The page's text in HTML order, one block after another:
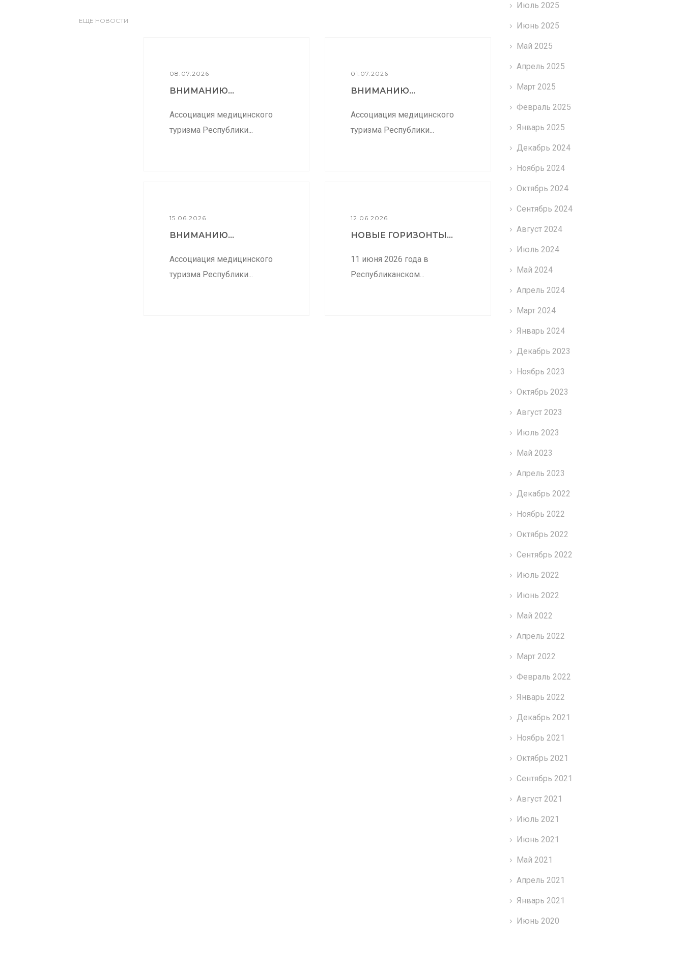
ЕЩЕ НОВОСТИ
08.07.2026
ВНИМАНИЮ...
Ассоциация медицинского
туризма Республики...
01.07.2026
ВНИМАНИЮ...
Ассоциация медицинского
туризма Республики...
15.06.2026
ВНИМАНИЮ...
Ассоциация медицинского
туризма Республики...
12.06.2026
НОВЫЕ ГОРИЗОНТЫ...
11 июня 2026 года в
Республиканском...
Июль 2025
Июнь 2025
Май 2025
Апрель 2025
Март 2025
Февраль 2025
Январь 2025
Декабрь 2024
Ноябрь 2024
Октябрь 2024
Сентябрь 2024
Август 2024
Июль 2024
Май 2024
Апрель 2024
Март 2024
Январь 2024
Декабрь 2023
Ноябрь 2023
Октябрь 2023
Август 2023
Июль 2023
Май 2023
Апрель 2023
Декабрь 2022
Ноябрь 2022
Октябрь 2022
Сентябрь 2022
Июль 2022
Июнь 2022
Май 2022
Апрель 2022
Март 2022
Февраль 2022
Январь 2022
Декабрь 2021
Ноябрь 2021
Октябрь 2021
Сентябрь 2021
Август 2021
Июль 2021
Июнь 2021
Май 2021
Апрель 2021
Январь 2021
Июнь 2020